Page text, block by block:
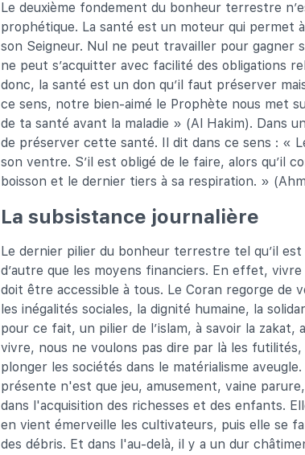
Le deuxième fondement du bonheur terrestre
prophétique. La santé est un moteur qui permet
son Seigneur. Nul ne peut travailler pour gagner
ne peut s’acquitter avec facilité des obligations
donc, la santé est un don qu’il faut préserver
ce sens, notre bien-aimé le Prophète nous met
de ta santé avant la maladie » (Al Hakim). Dans
de préserver cette santé. Il dit dans ce sens : «
son ventre. S’il est obligé de le faire, alors qu’il
boisson et le dernier tiers à sa respiration. »
La subsistance journalière
Le dernier pilier du bonheur terrestre tel qu’il
d’autre que les moyens financiers. En effet,
doit être accessible à tous. Le Coran regorge de
les inégalités sociales, la dignité humaine, la
pour ce fait, un pilier de l’islam, à savoir la zakat,
vivre, nous ne voulons pas dire par là les
plonger les sociétés dans le matérialisme
présente n'est que jeu, amusement, vaine
dans l'acquisition des richesses et des enfants.
en vient émerveille les cultivateurs, puis elle se
des débris. Et dans l'au-delà, il y a un dur